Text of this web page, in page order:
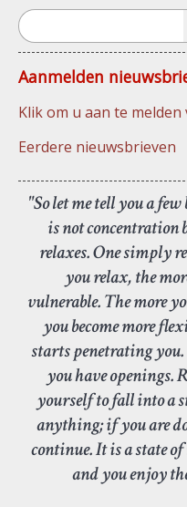
Zoeken
Aanmelden
Klik om u aan te
Eerdere nieuwsbrieven
"So let me tell you a
is not
relaxes. One simply
you relax, the
vulnerable. The more
you become more
starts penetrating you.
you have openings.
yourself to fall into a
anything; if you are
continue. It is a state
and you enjoy